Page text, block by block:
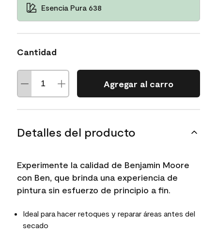
Esencia Pura 638
Cantidad
Agregar al carro
Detalles del producto
Experimente la calidad de Benjamin Moore
con Ben, que brinda una experiencia de
pintura sin esfuerzo de principio a fin.
Ideal para hacer retoques y reparar áreas antes del
secado